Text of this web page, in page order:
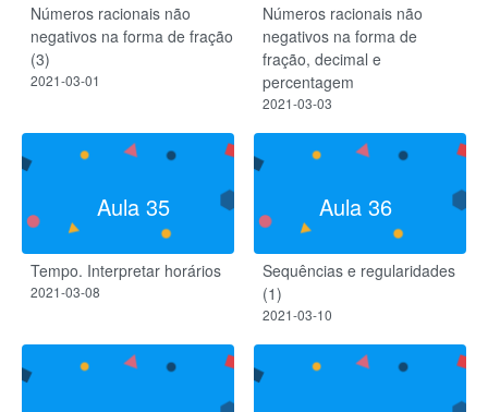
Números racionais não
negativos na forma de fração
(3)
2021-03-01
Números racionais não
negativos na forma de
fração, decimal e
percentagem
2021-03-03
Aula 35
Tempo. Interpretar horários
2021-03-08
Aula 36
Sequências e regularidades
(1)
2021-03-10